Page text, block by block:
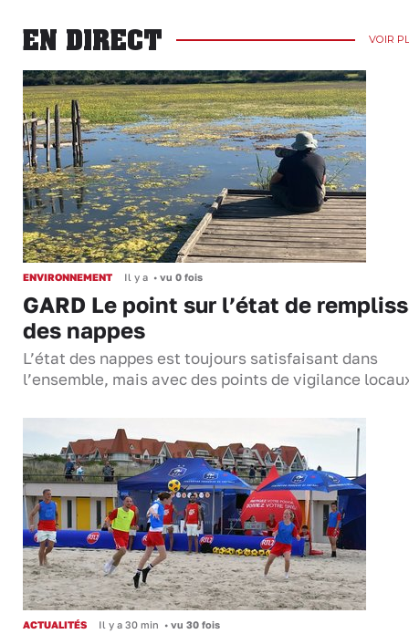
EN DIRECT VOIR
ENVIRONNEMENT Il y a • vu 0 fois
GARD Le point sur l’état de
des nappes
L’état des nappes est toujours satisfaisant dans
l’ensemble, mais avec des points de vigilance
ACTUALITÉS Il y a 30 min • vu 30 fois